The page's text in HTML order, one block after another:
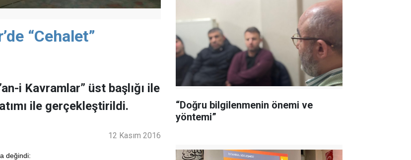
“Cehalet”
i Kavramlar” üst başlığı ile
ile gerçekleştirildi.
12 Kasım 2016
değindi:
“Doğru bilgilenmenin önemi ve
yöntemi”